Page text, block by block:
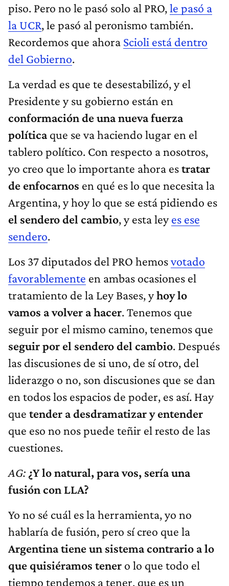
piso. Pero no le pasó solo al PRO,le pasó a
la UCR, le pasó al peronismo también.
Recordemos que ahora Scioli está dentro
del Gobierno.
La verdad es que te desestabilizó, y el
Presidente y su gobierno están en
conformación de una nueva fuerza
políticaque se va haciendo lugar en el
tablero político. Con respecto a nosotros,
yo creo que lo importante ahora estratar
de enfocarnos en qué es lo que necesita la
Argentina, y hoy lo que se está pidiendo es
el sendero del cambio, y esta leyes ese
sendero.
Los 37 diputados del PRO hemosvotado
favorablemente en ambas ocasiones el
tratamiento de la Ley Bases, yhoy lo
vamos a volver a hacer. Tenemos que
seguir por el mismo camino, tenemos que
seguir por el sendero del cambio. Después
las discusiones de si uno, de sí otro, del
liderazgo o no, son discusiones que se dan
en todos los espacios de poder, es así. Hay
que tender a desdramatizar y entender
que eso no nos puede teñir el resto de las
cuestiones.
AG: ¿Y lo natural, para vos, sería una
fusión con LLA?
Yo no sé cuál es la herramienta, yo no
hablaría de fusión, pero sí creo que la
Argentina tiene un sistema contrario a lo
que quisiéramos tener o lo que todo el
tiempo tendemos a tener, que es un